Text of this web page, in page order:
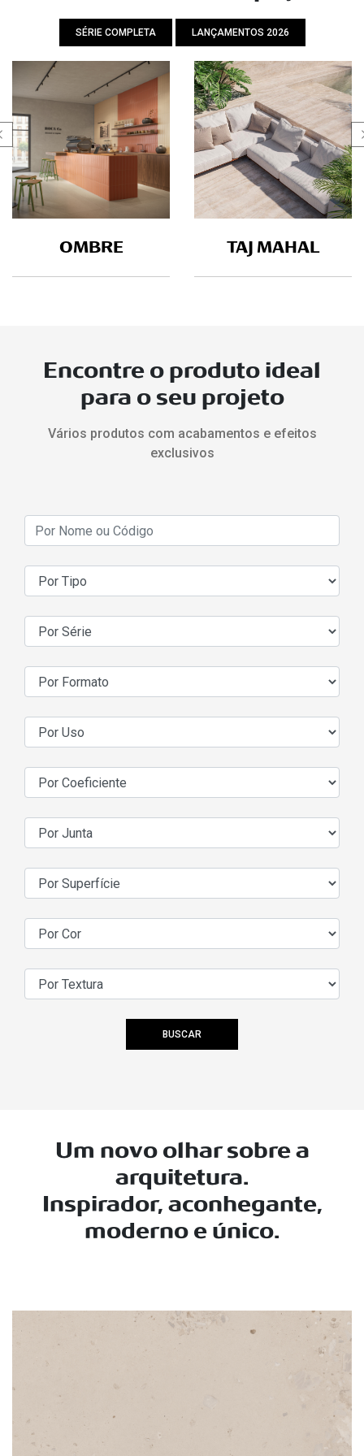
SÉRIE COMPLETA LANÇAMENTOS 2026
OMBRE TAJ MAHAL
Encontre o produto ideal
para o seu projeto
Vários produtos com acabamentos e efeitos
exclusivos
BUSCAR
Um novo olhar sobre a
arquitetura.
Inspirador, aconhegante,
moderno e único.